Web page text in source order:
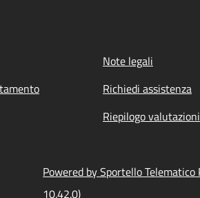
Note legali
Richiedi assistenza
Riepilogo valutazioni
Powered by Sportello Telematico
10.42.0)